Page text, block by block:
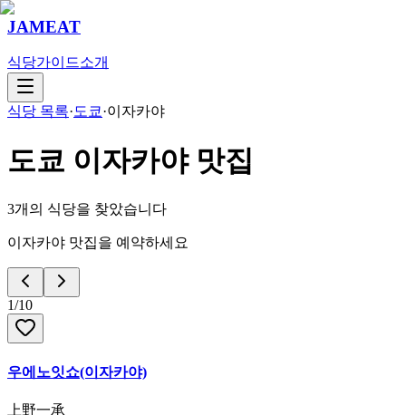
JAMEAT
식당가이드소개
식당 목록·도쿄·이자카야
도쿄 이자카야맛집
3개의 식당을 찾았습니다
이자카야 맛집을 예약하세요
1/10
우에노잇쇼(이자카야)
上野一承